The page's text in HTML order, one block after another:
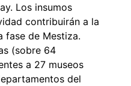
Los insumos
contribuirán a la
fase de Mestiza.
(sobre 64
a 27 museos
del